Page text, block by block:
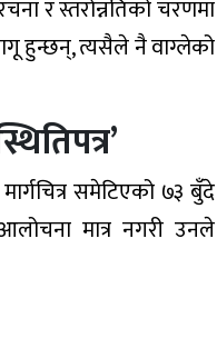
र स्तरोन्नतिको चरणमा
हुन्छन्, त्यसैले नै वाग्लेको
समेटिएको ७३ बुँदे
मात्र नगरी उनले